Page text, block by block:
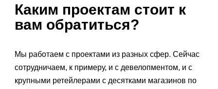
Каким проектам стоит к
вам обратиться?
Мы работаем с проектами из разных сфер. Сейчас
сотрудничаем, к примеру, и с девелопментом, и с
крупными ретейлерами с десятками магазинов по